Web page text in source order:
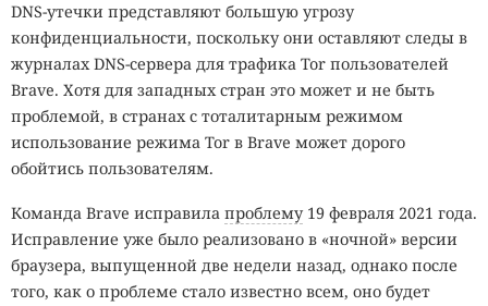
DNS-утечки представляют большую угрозу
конфиденциальности, поскольку они оставляют следы в
журналах DNS-сервера для трафика Tor пользователей
Brave. Хотя для западных стран это может и не быть
проблемой, в странах с тоталитарным режимом
использование режима Tor в Brave может дорого
обойтись пользователям.
Команда Brave исправила проблему19 февраля 2021 года.
Исправление уже было реализовано в «ночной» версии
браузера, выпущенной две недели назад, однако после
того, как о проблеме стало известно всем, оно будет